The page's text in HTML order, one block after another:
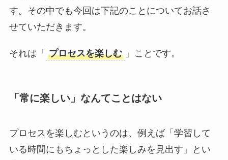
す。その中でも今回は下記のことについてお話さ
せていただきます。
それは「 プロセスを楽しむ 」ことです。
「常に楽しい」なんてことはない
プロセスを楽しむというのは、例えば「学習して
いる時間にもちょっとした楽しみを見出す」とい